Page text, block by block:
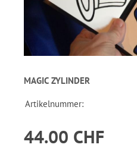
MAGIC ZYLINDER
Artikelnummer:
44.00 CHF